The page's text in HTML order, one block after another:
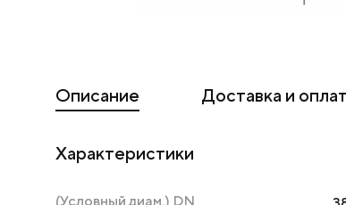
Описание Доставка и
Характеристики
(Условный диам.) DN